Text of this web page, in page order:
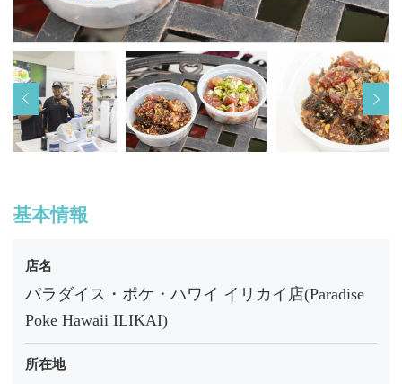
基本情報
店名
パラダイス・ポケ・ハワイ イリカイ店(Paradise
Poke Hawaii ILIKAI)
所在地